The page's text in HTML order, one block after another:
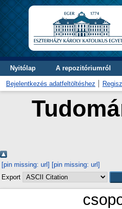
Nyitólap A repozitóriumról
Bejelentkezés adatfeltöltéshez
[pin missing: url] [pin missing: url]
Export